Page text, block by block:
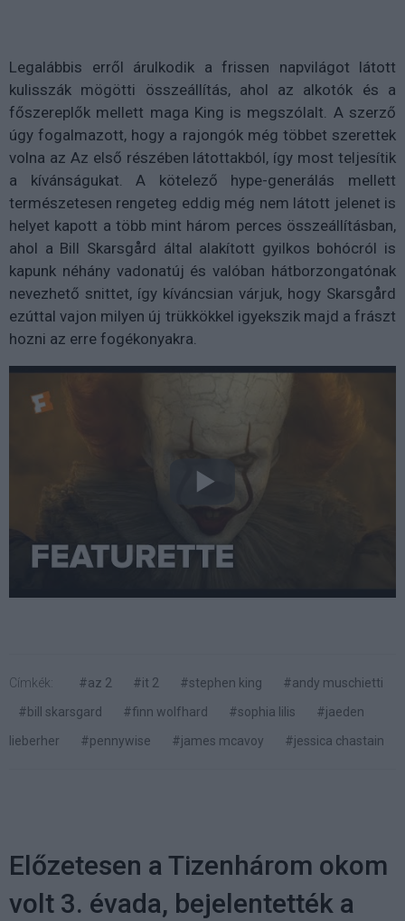
Legalábbis erről árulkodik a frissen napvilágot látott
kulisszák mögötti összeállítás, ahol az alkotók és a
főszereplők mellett maga King is megszólalt. A szerző
úgy fogalmazott, hogy a rajongók még többet szerettek
volna az Az első részében látottakból, így most teljesítik
a kívánságukat. A kötelező hype-generálás mellett
természetesen rengeteg eddig még nem látott jelenet is
helyet kapott a több mint három perces összeállításban,
ahol a Bill Skarsgård által alakított gyilkos bohócról is
kapunk néhány vadonatúj és valóban hátborzongatónak
nevezhető snittet, így kíváncsian várjuk, hogy Skarsgård
ezúttal vajon milyen új trükkökkel igyekszik majd a frászt
hozni az erre fogékonyakra.
Címkék: #az 2 #it 2 #stephen king
#andy muschietti
#bill skarsgard
#finn wolfhard #sophia lilis
#jaeden
lieberher
#pennywise #james mcavoy #jessica chastain
Előzetesen a Tizenhárom okom
volt 3. évada, bejelentették a